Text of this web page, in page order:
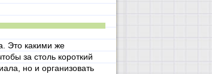
Это какими же
за столь короткий
но и организовать